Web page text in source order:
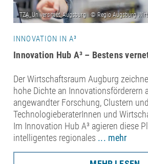
INNOVATION IN A³
Innovation Hub A³ – Bestens
Der Wirtschaftsraum Augburg
hohe Dichte an Innovationsförderern
angewandter Forschung, Clustern
TechnologieberaterInnen und
Im Innovation Hub A³ agieren diese
intelligentes regionales ... mehr